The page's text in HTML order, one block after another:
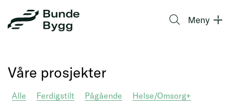
innhold
BundeGruppen
AS
Søk
Meny
Våre prosjekter
Alle Ferdigstilt Pågående
Helse/Omsorg+